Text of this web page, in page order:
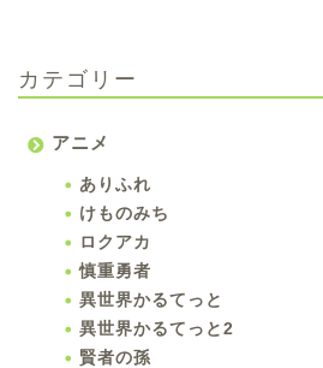
カテゴリー
アニメ
ありふれ
けものみち
ロクアカ
慎重勇者
異世界かるてっと
異世界かるてっと2
賢者の孫